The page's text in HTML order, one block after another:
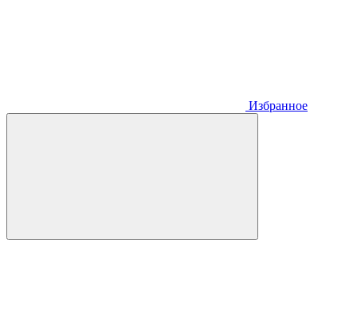
Избранное